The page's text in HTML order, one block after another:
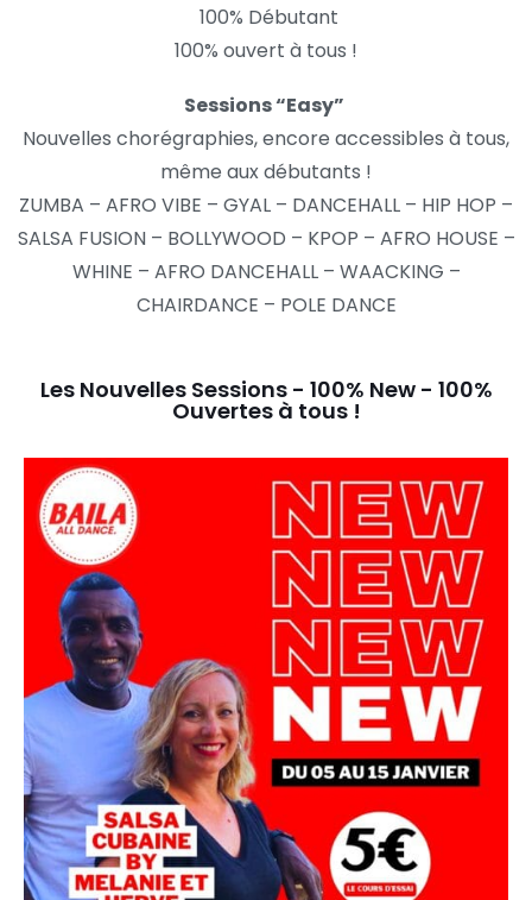
100% Débutant
100% ouvert à tous !
Sessions “Easy”
Nouvelles chorégraphies, encore accessibles à tous,
même aux débutants !
ZUMBA – AFRO VIBE – GYAL – DANCEHALL – HIP HOP –
SALSA FUSION – BOLLYWOOD – KPOP – AFRO HOUSE –
WHINE – AFRO DANCEHALL – WAACKING –
CHAIRDANCE – POLE DANCE
Les Nouvelles Sessions - 100% New - 100%
Ouvertes à tous !